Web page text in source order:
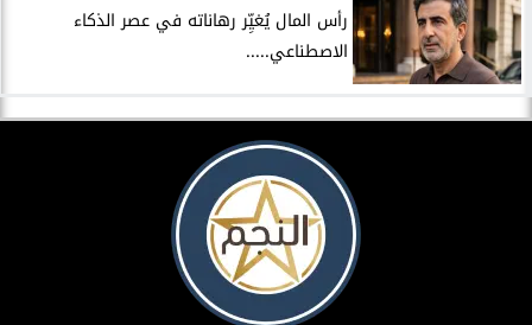
رأس المال يُغيِّر رهاناته في عصر الذكاء
الاصطناعي.....